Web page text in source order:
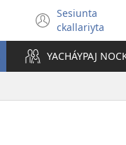
Sesiunta
ckallariyta
(abre
una
nueva
YACHÁYPAJ